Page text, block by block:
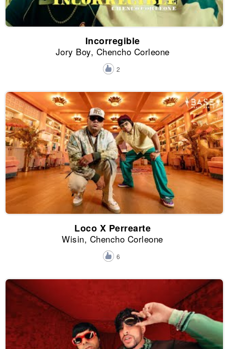
Incorregible
Jory Boy, Chencho Corleone
2
Loco X Perrearte
Wisin, Chencho Corleone
6